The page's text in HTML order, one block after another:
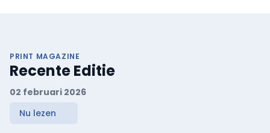
PRINT MAGAZINE
Recente Editie
02 februari 2026
Nu lezen